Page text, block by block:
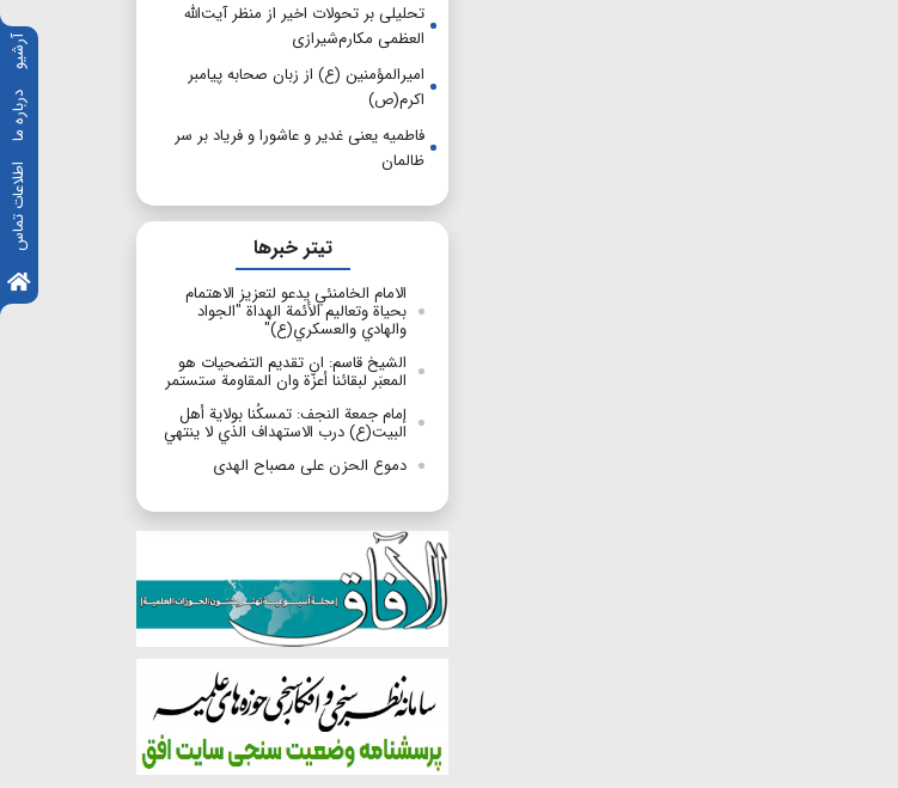
آرشیو
درباره ما
اطلاعات تماس
تحلیلی بر تحولات اخیر از منظر آیت‌الله
العظمی مکارم‌شیرازی
امیرالمؤمنین (ع) از زبان صحابه پیامبر
اکرم(ص)
فاطمیه یعنی غدیر و عاشورا و فریاد بر سر
ظالمان
تیتر خبرها
الامام الخامنئي يدعو لتعزيز الاهتمام
بحياة وتعاليم الأئمة الهداة "الجواد
والهادي والعسكري(ع)"
الشيخ قاسم: ان تقديم التضحيات هو
المعبَر لبقائنا أعزّة وان المقاومة ستستمر
إمام جمعة النجف: تمسكُنا بولاية أهل
البيت(ع) درب الاستهداف الذي لا ينتهي
دموع الحزن على مصباح الهدى